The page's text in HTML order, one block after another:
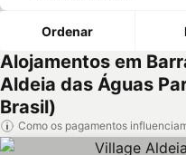
Ordenar
Alojamentos em
Aldeia das Águas
Brasil)
Como os pagamentos